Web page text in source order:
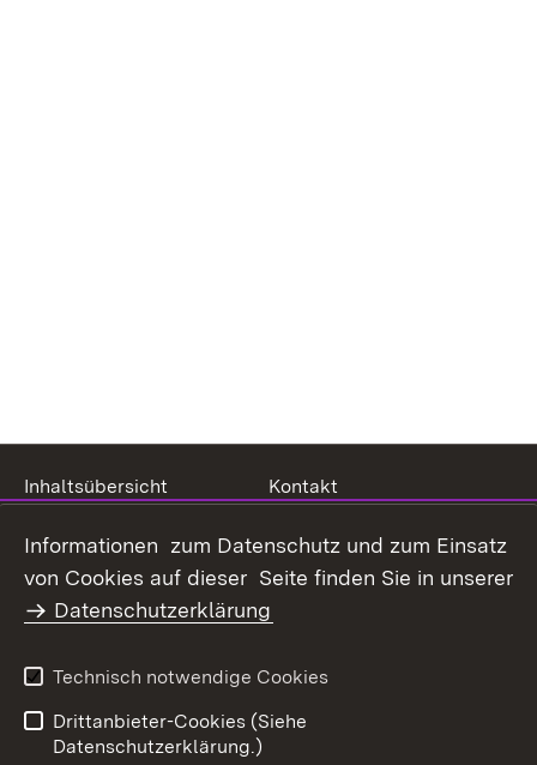
Inhaltsübersicht
Kontakt
Barrierefreiheit
Benutzungshinweise
Impressum
Informationen zum Datenschutz und zum Einsatz
von Cookies auf dieser Seite finden Sie in unserer
Datenschutzerklärung
Technisch notwendige Cookies
Drittanbieter-Cookies (Siehe
Datenschutzerklärung.)